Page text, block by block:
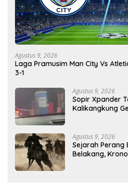
Agustus 9, 2026
Laga Pramusim Man City Vs
3-1
Agustus 9, 2026
Sopir Xpander
Kalikangkung
Agustus 9, 2026
Sejarah Perang
Belakang,